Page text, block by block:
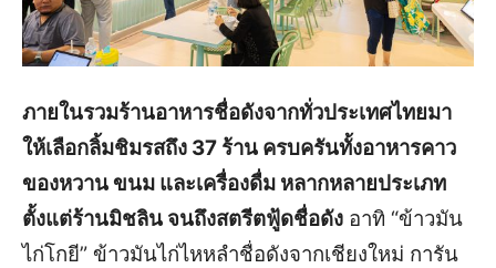
ภายในรวมร้านอาหารชื่อดังจากทั่วประเทศไทยมา
ให้เลือกลิ้มชิมรสถึง 37 ร้าน ครบครันทั้งอาหารคาว
ของหวาน ขนม และเครื่องดื่ม หลากหลายประเภท
ตั้งแต่ร้านมิชลิน จนถึงสตรีตฟู้ดชื่อดัง อาทิ “ข้าวมัน
ไก่โกยี” ข้าวมันไก่ไหหลำชื่อดังจากเชียงใหม่ การัน